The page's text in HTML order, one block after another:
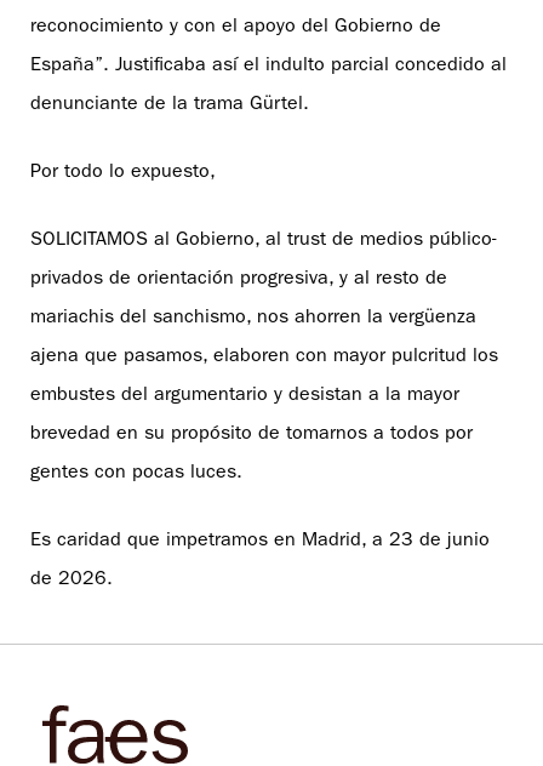
reconocimiento y con el apoyo del Gobierno de
España”. Justificaba así el indulto parcial concedido al
denunciante de la trama Gürtel.
Por todo lo expuesto,
SOLICITAMOS al Gobierno, al trust de medios público-
privados de orientación progresiva, y al resto de
mariachis del sanchismo, nos ahorren la vergüenza
ajena que pasamos, elaboren con mayor pulcritud los
embustes del argumentario y desistan a la mayor
brevedad en su propósito de tomarnos a todos por
gentes con pocas luces.
Es caridad que impetramos en Madrid, a 23 de junio
de 2026.